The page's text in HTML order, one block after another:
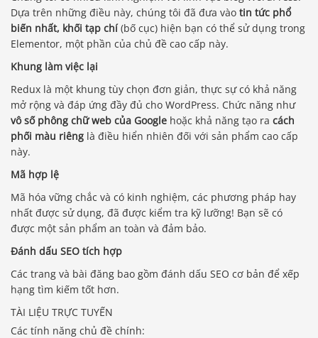
Dựa trên những điều này, chúng tôi đã đưa vào tin tức phổ
biến nhất, khối tạp chí(bố cục) hiện bạn có thể sử dụng trong
Elementor, một phần của chủ đề cao cấp này.
Khung làm việc lại
Redux là một khung tùy chọn đơn giản, thực sự có khả năng
mở rộng và đáp ứng đầy đủ cho WordPress. Chức năng như
vô số phông chữ web của Google hoặc khả năng tạo ra cách
phối màu riêng là điều hiển nhiên đối với sản phẩm cao cấp
này.
Mã hợp lệ
Mã hóa vững chắc và có kinh nghiệm, các phương pháp hay
nhất được sử dụng, đã được kiểm tra kỹ lưỡng! Bạn sẽ có
được một sản phẩm an toàn và đảm bảo.
Đánh dấu SEO tích hợp
Các trang và bài đăng bao gồm đánh dấu SEO cơ bản để xếp
hạng tìm kiếm tốt hơn.
TÀI LIỆU TRỰC TUYẾN
Các tính năng chủ đề chính: